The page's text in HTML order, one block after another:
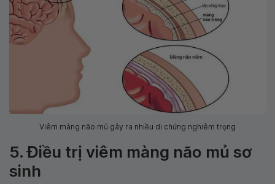
Viêm màng não mủ gây ra nhiều di chứng nghiêm trọng
5. Điều trị viêm màng não mủ sơ
sinh